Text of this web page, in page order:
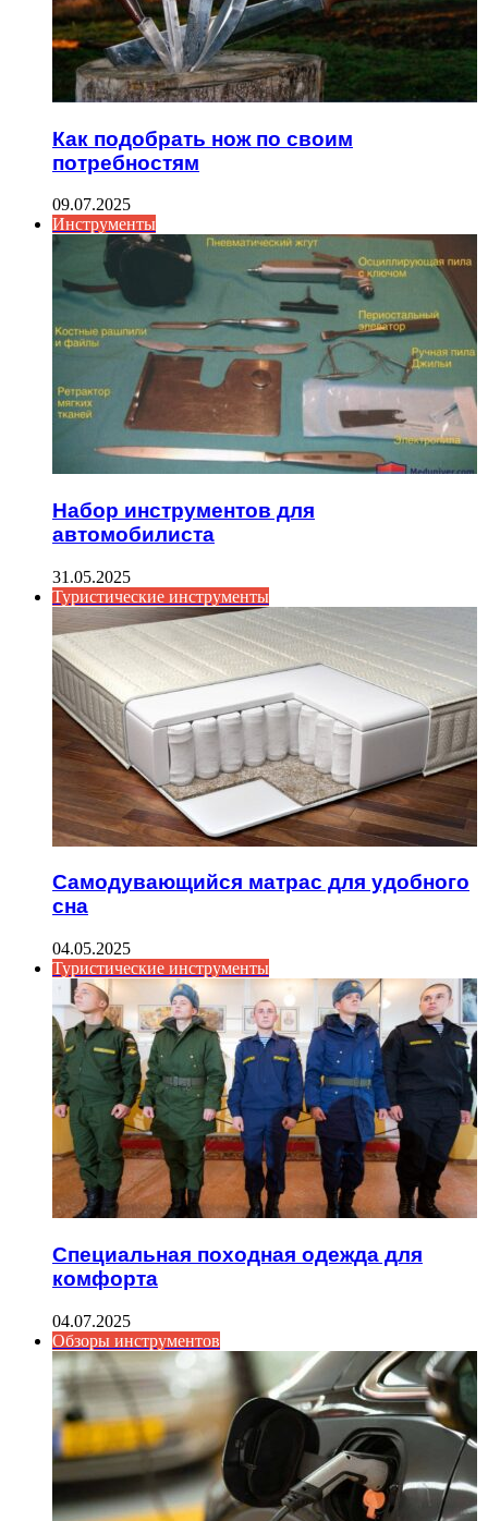
Как подобрать нож по своим
потребностям
09.07.2025
Инструменты
Набор инструментов для
автомобилиста
31.05.2025
Туристические инструменты
Самодувающийся матрас для удобного
сна
04.05.2025
Туристические инструменты
Специальная походная одежда для
комфорта
04.07.2025
Обзоры инструментов